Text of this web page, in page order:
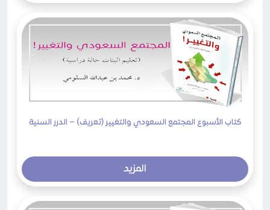
كتاب الأسبوع المجتمع السعودي والتغيير (تعريف) – الدرر السنية
المزيد